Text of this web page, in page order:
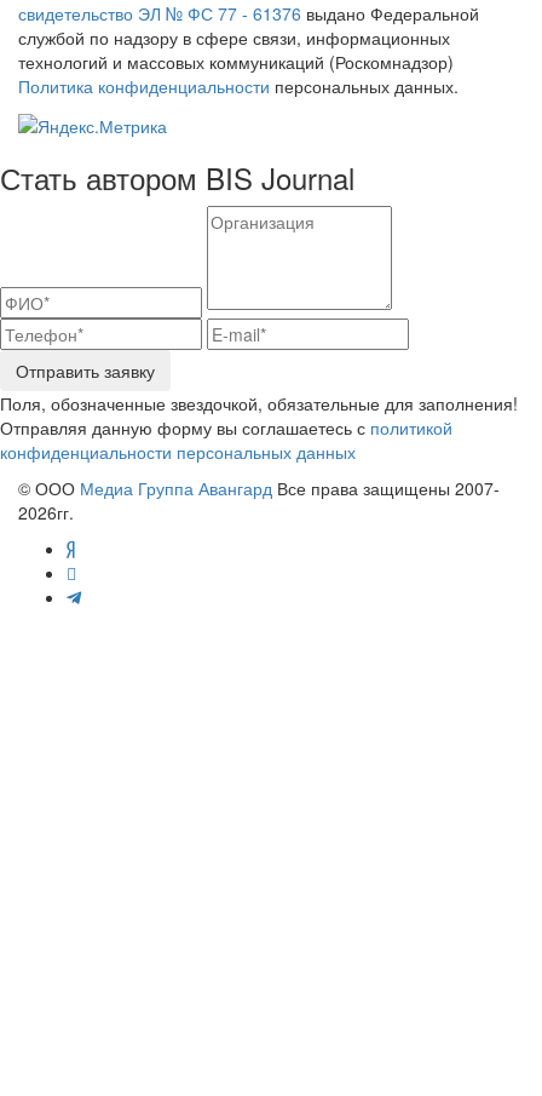
свидетельство ЭЛ № ФС 77 - 61376 выдано Федеральной
службой по надзору в сфере связи, информационных
технологий и массовых коммуникаций (Роскомнадзор)
Политика конфиденциальности персональных данных.
Стать автором BIS Journal
Отправить заявку
Поля, обозначенные звездочкой, обязательные для заполнения!
Отправляя данную форму вы соглашаетесь с политикой
конфиденциальности персональных данных
© ООО Медиа Группа Авангард Все права защищены 2007-
2026гг.